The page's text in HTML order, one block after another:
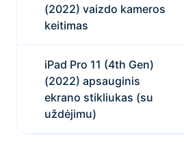
(2022) vaizdo kameros
keitimas
iPad Pro 11 (4th Gen)
(2022) apsauginis
ekrano stikliukas (su
uždėjimu)